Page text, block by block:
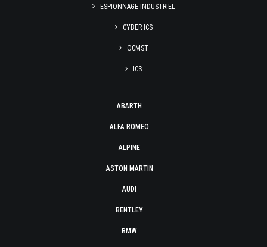
ESPIONNAGE INDUSTRIEL
CYBER ICS
OCMST
ICS
ABARTH
ALFA ROMEO
ALPINE
ASTON MARTIN
AUDI
BENTLEY
BMW